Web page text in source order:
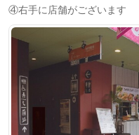
④右手に店舗がございます